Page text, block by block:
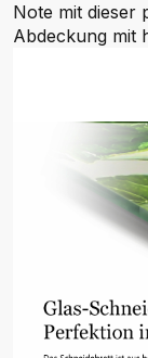
Note mit dieser
Abdeckung mit